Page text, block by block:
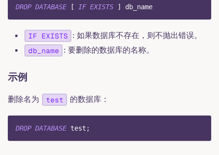
DROP DATABASE [ IF EXISTS ] db_name
IF EXISTS : 如果数据库不存在，则不抛出错误。
db_name : 要删除的数据库的名称。
示例
删除名为 test 的数据库：
DROP DATABASE test ;